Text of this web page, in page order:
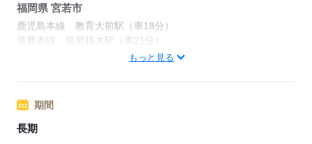
■入社後3ヵ月間の総収入例
総額 1,398,700円
・3ヵ月分の月収例：908,700円
・入社祝い金：400,000円
福岡県 宮若市
鹿児島本線 教育大前駅（車18分）
筑豊本線 筑前植木駅（車21分）
筑豊本線 直方駅（車25分）
■若宮インターから車で10分
もっと見る
期間
長期